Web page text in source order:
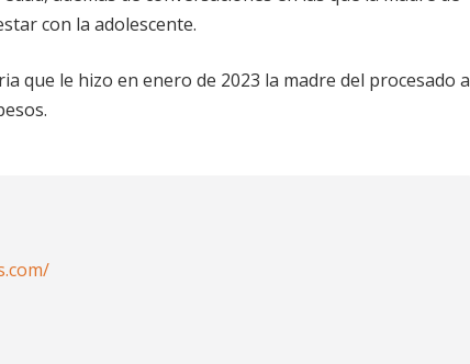
con la adolescente.
que le hizo en enero de 2023 la madre del procesado a